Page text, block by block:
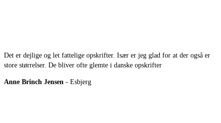
Det er dejlige og let fattelige opskrifter. Især er jeg glad for at der også er
store størrelser. De bliver ofte glemte i danske opskrifter
Anne Brinch Jensen - Esbjerg